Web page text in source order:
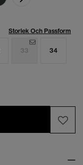
Storlek Och Passform
33 34